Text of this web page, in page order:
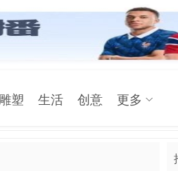
雕塑 生活 创意 更多